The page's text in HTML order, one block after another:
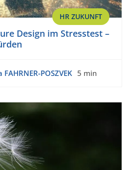
HR ZUKUNFT
Design im Stresstest –
FAHRNER-POSZVEK 5 min